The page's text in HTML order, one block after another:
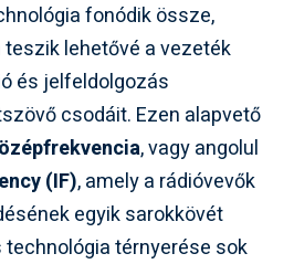
fonódik össze,
lehetővé a vezeték
és jelfeldolgozás
csodáit. Ezen alapvető
, vagy angolul
(IF), amely a rádióvevők
egyik sarokkövét
technológia térnyerése sok